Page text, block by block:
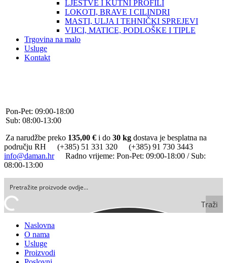
LJESTVE I KUTNI PROFILI
LOKOTI, BRAVE I CILINDRI
MASTI, ULJA I TEHNIČKI SPREJEVI
VIJCI, MATICE, PODLOŠKE I TIPLE
Trgovina na malo
Usluge
Kontakt
Pon-Pet: 09:00-18:00
Sub: 08:00-13:00
Za narudžbe preko 135,00 € i do 30 kg dostava je besplatna na
području RH
(+385) 51 331 320
(+385) 91 730 3443
info@daman.hr
Radno vrijeme: Pon-Pet: 09:00-18:00 / Sub:
08:00-13:00
Traži
Naslovna
O nama
Usluge
Proizvodi